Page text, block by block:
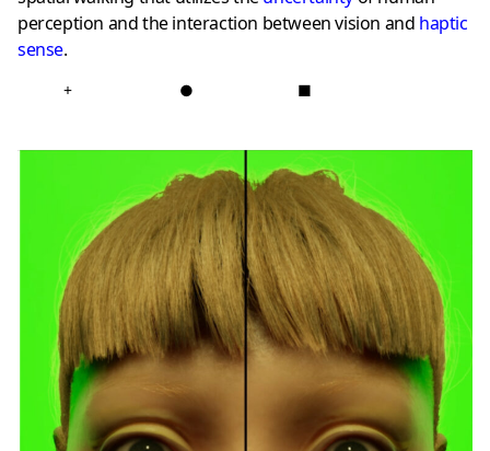
perception and the interaction between vision and haptic
sense.
+ ● ■